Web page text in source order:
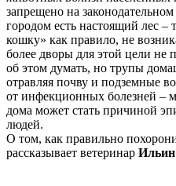
запрещено на
городом есть настоящий лес –
кошку» как правило, не
более дворы для этой цели не
об этом думать, но трупы
отравляя почву и подземные
от инфекционных болезней –
дома может стать причиной
людей.
О том, как правильно
рассказывает ветеринар